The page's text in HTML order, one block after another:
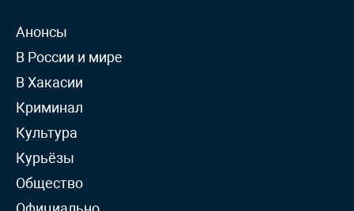
Анонсы
В России и мире
В Хакасии
Криминал
Культура
Курьёзы
Общество